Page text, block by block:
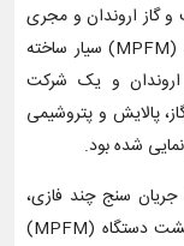
اروندان و مجری
این طرح در این جلسه اظهار کرد: اولین دستگاه (MPFM) سیار ساخته
و یک شرکت
پالایش و پتروشیمی
شده بود.
جریان سنج چند فازی،
ساخت دستگاه مرجع ۴ اینچ، تعمیر و بازسازی هشت دستگاه (MPFM)